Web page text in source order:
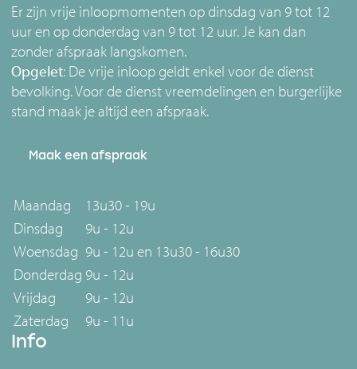
Er zijn vrije inloopmomenten op dinsdag van 9 tot 12
uur en op donderdag van 9 tot 12 uur. Je kan dan
zonder afspraak langskomen.
Opgelet: De vrije inloop geldt enkel voor de dienst
bevolking. Voor de dienst vreemdelingen en burgerlijke
stand maak je altijd een afspraak.
Maak een afspraak
Maandag
13u30 - 19u
Dinsdag
9u - 12u
Woensdag 9u - 12u en 13u30 - 16u30
Donderdag 9u - 12u
Vrijdag
9u - 12u
Zaterdag
9u - 11u
Info